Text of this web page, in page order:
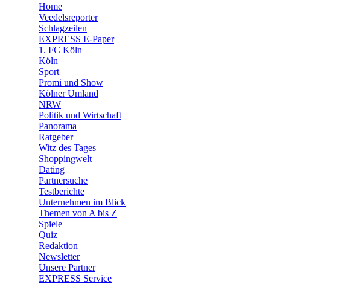
🛒 Shoppingwelt
🧩 Spiele
Home
Veedelsreporter
Schlagzeilen
EXPRESS E-Paper
1. FC Köln
Köln
Sport
Promi und Show
Kölner Umland
NRW
Politik und Wirtschaft
Panorama
Ratgeber
Witz des Tages
Shoppingwelt
Dating
Partnersuche
Testberichte
Unternehmen im Blick
Themen von A bis Z
Spiele
Quiz
Redaktion
Newsletter
Unsere Partner
EXPRESS Service